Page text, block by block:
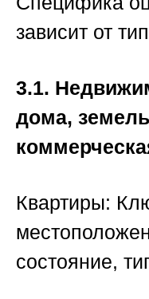
зависит от
3.1.
дома,
Квартиры:
состояние,